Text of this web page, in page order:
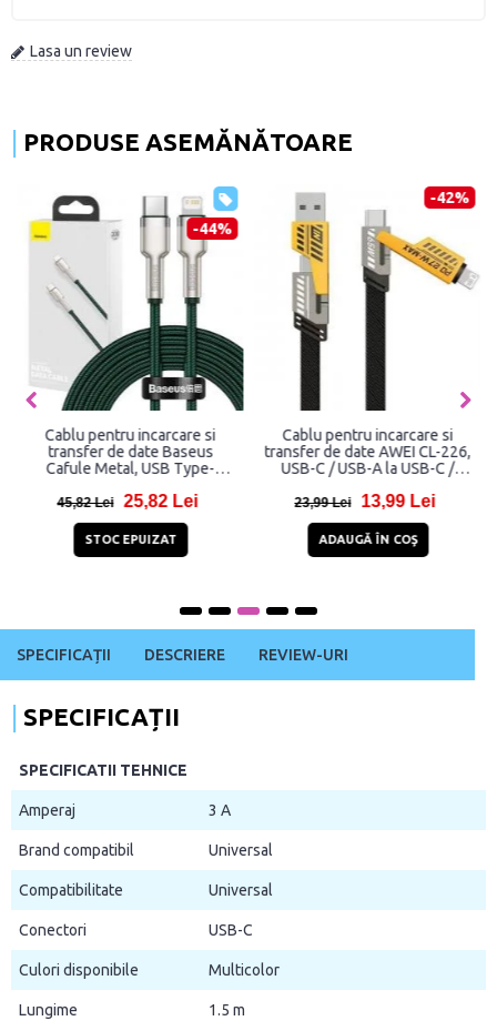
Lasa un review
PRODUSE ASEMĂNĂTOARE
-44%
Cablu pentru incarcare si
transfer de date Baseus
Cafule Metal, USB Type-
20W, 2m, Verde
45,82 Lei 25,82 Lei
STOC EPUIZAT
-42%
Cablu pentru incarcare si
transfer de date AWEI CL-226,
USB-C / USB-A la USB-C /
1.2m, Negru
23,99 Lei 13,99 Lei
ADAUGĂ ÎN COŞ
SPECIFICAȚII DESCRIERE REVIEW-URI
SPECIFICAȚII
SPECIFICATII TEHNICE
Amperaj 3 A
Brand compatibil Universal
Compatibilitate Universal
Conectori USB-C
Culori disponibile Multicolor
Lungime 1.5 m